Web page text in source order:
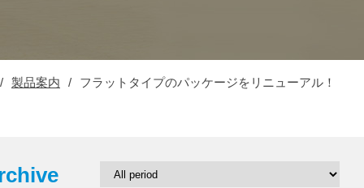
/ 製品案内 / フラットタイプのパッケージをリニューアル！